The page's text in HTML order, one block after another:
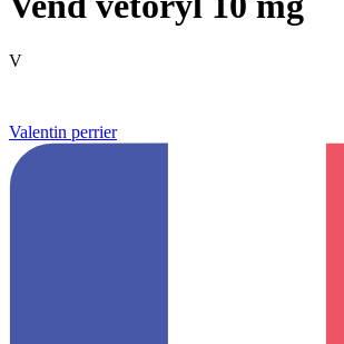
V
Valentin perrier